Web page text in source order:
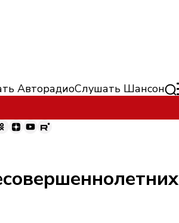
АвторадиоСлушать Шансон